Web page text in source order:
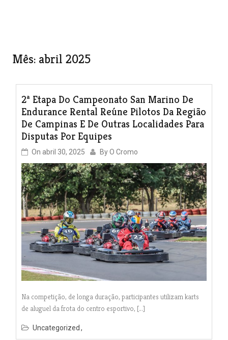
Mês: abril 2025
2ª Etapa Do Campeonato San Marino De
Endurance Rental Reúne Pilotos Da Região
De Campinas E De Outras Localidades Para
Disputas Por Equipes
On abril 30, 2025 ByO Cromo
Na competição, de longa duração, participantes utilizam karts
de aluguel da frota do centro esportivo, […]
Uncategorized